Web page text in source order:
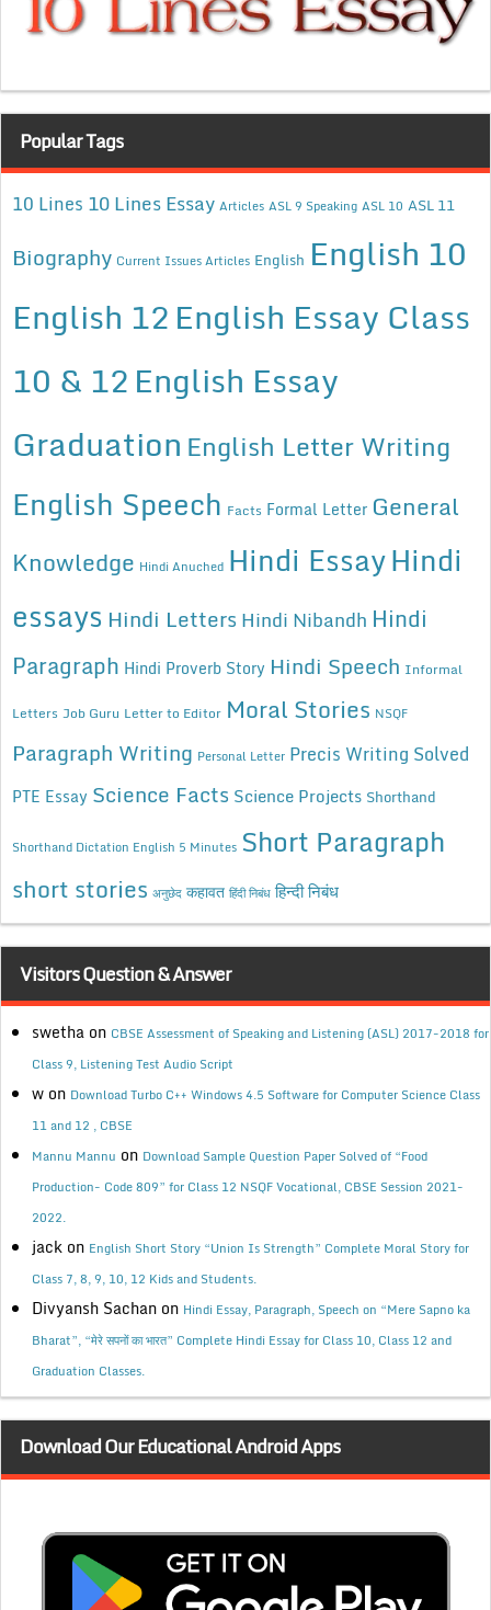
Popular Tags
10 Lines 10 Lines Essay Articles ASL 9 Speaking ASL 10 ASL 11
Biography Current Issues Articles English English 10
English 12English Essay Class
10 & 12English Essay
Graduation English Letter Writing
English Speech Facts Formal Letter General
Knowledge Hindi Anuched Hindi EssayHindi
essays Hindi Letters Hindi Nibandh Hindi
Paragraph Hindi Proverb Story Hindi Speech Informal
Letters Job Guru Letter to Editor Moral Stories NSQF
Paragraph Writing Personal Letter Precis Writing Solved
PTE Essay Science Facts Science Projects Shorthand
Shorthand Dictation English 5 Minutes Short Paragraph
short stories अनुछेद कहावत हिंदी निबंध हिन्दी निबंध
Visitors Question & Answer
swetha on CBSE Assessment of Speaking and Listening (ASL) 2017-2018 for
Class 9, Listening Test Audio Script
w on Download Turbo C++ Windows 4.5 Software for Computer Science Class
11 and 12 , CBSE
Mannu Mannu on Download Sample Question Paper Solved of “Food
Production- Code 809” for Class 12 NSQF Vocational, CBSE Session 2021-
2022.
jack on English Short Story “Union Is Strength” Complete Moral Story for
Class 7, 8, 9, 10, 12 Kids and Students.
Divyansh Sachan on Hindi Essay, Paragraph, Speech on “Mere Sapno ka
Bharat”, “मेरे सपनों का भारत” Complete Hindi Essay for Class 10, Class 12 and
Graduation Classes.
Download Our Educational Android Apps